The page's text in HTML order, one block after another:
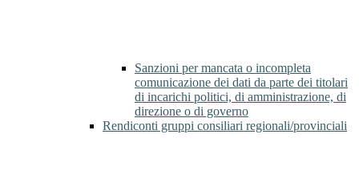
Sanzioni per mancata o incompleta
comunicazione dei dati da parte dei titolari
di incarichi politici, di amministrazione, di
direzione o di governo
Rendiconti gruppi consiliari regionali/provinciali